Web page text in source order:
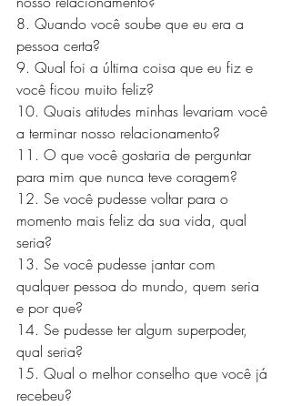
8. Quando você soube que eu era a
pessoa certa?
9. Qual foi a última coisa que eu fiz e
você ficou muito feliz?
10. Quais atitudes minhas levariam você
a terminar nosso relacionamento?
11. O que você gostaria de perguntar
para mim que nunca teve coragem?
12. Se você pudesse voltar para o
momento mais feliz da sua vida, qual
seria?
13. Se você pudesse jantar com
qualquer pessoa do mundo, quem seria
e por que?
14. Se pudesse ter algum superpoder,
qual seria?
15. Qual o melhor conselho que você já
recebeu?